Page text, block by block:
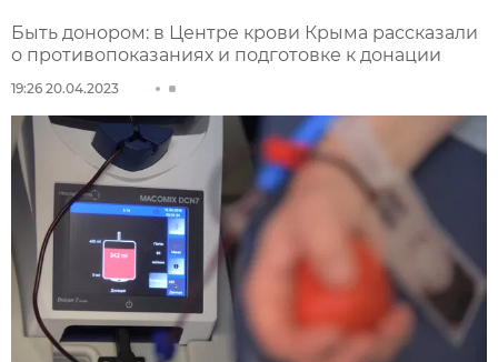
Быть донором: в Центре крови Крыма рассказали
о противопоказаниях и подготовке к донации
19:26 20.04.2023